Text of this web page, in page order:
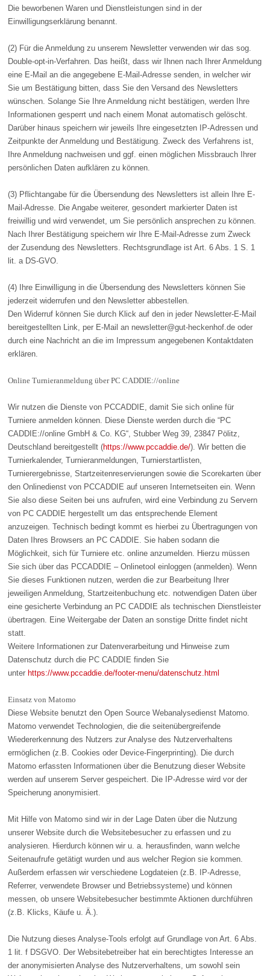
Die beworbenen Waren und Dienstleistungen sind in der
Einwilligungserklärung benannt.
(2) Für die Anmeldung zu unserem Newsletter verwenden wir das sog.
Double-opt-in-Verfahren. Das heißt, dass wir Ihnen nach Ihrer Anmeldung
eine E-Mail an die angegebene E-Mail-Adresse senden, in welcher wir
Sie um Bestätigung bitten, dass Sie den Versand des Newsletters
wünschen. Solange Sie Ihre Anmeldung nicht bestätigen, werden Ihre
Informationen gesperrt und nach einem Monat automatisch gelöscht.
Darüber hinaus speichern wir jeweils Ihre eingesetzten IP-Adressen und
Zeitpunkte der Anmeldung und Bestätigung. Zweck des Verfahrens ist,
Ihre Anmeldung nachweisen und ggf. einen möglichen Missbrauch Ihrer
persönlichen Daten aufklären zu können.
(3) Pflichtangabe für die Übersendung des Newsletters ist allein Ihre E-
Mail-Adresse. Die Angabe weiterer, gesondert markierter Daten ist
freiwillig und wird verwendet, um Sie persönlich ansprechen zu können.
Nach Ihrer Bestätigung speichern wir Ihre E-Mail-Adresse zum Zweck
der Zusendung des Newsletters. Rechtsgrundlage ist Art. 6 Abs. 1 S. 1
lit. a DS-GVO.
(4) Ihre Einwilligung in die Übersendung des Newsletters können Sie
jederzeit widerrufen und den Newsletter abbestellen.
Den Widerruf können Sie durch Klick auf den in jeder Newsletter-E-Mail
bereitgestellten Link, per E-Mail an newsletter@gut-heckenhof.de oder
durch eine Nachricht an die im Impressum angegebenen Kontaktdaten
erklären.
Online Turnieranmeldung über PC CADDIE://online
Wir nutzen die Dienste von PCCADDIE, damit Sie sich online für
Turniere anmelden können. Diese Dienste werden durch die “PC
CADDIE://online GmbH & Co. KG“, Stubber Weg 39, 23847 Pölitz,
Deutschland bereitgestellt (https://www.pccaddie.de/). Wir betten die
Turnierkalender, Turnieranmeldungen, Turnierstartlisten,
Turnierergebnisse, Startzeitenreservierungen sowie die Scorekarten über
den Onlinedienst von PCCADDIE auf unseren Internetseiten ein. Wenn
Sie also diese Seiten bei uns aufrufen, wird eine Verbindung zu Servern
von PC CADDIE hergestellt um das entsprechende Element
anzuzeigen. Technisch bedingt kommt es hierbei zu Übertragungen von
Daten Ihres Browsers an PC CADDIE. Sie haben sodann die
Möglichkeit, sich für Turniere etc. online anzumelden. Hierzu müssen
Sie sich über das PCCADDIE – Onlinetool einloggen (anmelden). Wenn
Sie dieses Funktionen nutzen, werden die zur Bearbeitung Ihrer
jeweiligen Anmeldung, Startzeitenbuchung etc. notwendigen Daten über
eine gesicherte Verbindung an PC CADDIE als technischen Dienstleister
übertragen. Eine Weitergabe der Daten an sonstige Dritte findet nicht
statt.
Weitere Informationen zur Datenverarbeitung und Hinweise zum
Datenschutz durch die PC CADDIE finden Sie
unterhttps://www.pccaddie.de/footer-menu/datenschutz.html
Einsatz von Matomo
Diese Website benutzt den Open Source Webanalysedienst Matomo.
Matomo verwendet Technologien, die die seitenübergreifende
Wiedererkennung des Nutzers zur Analyse des Nutzerverhaltens
ermöglichen (z.B. Cookies oder Device-Fingerprinting). Die durch
Matomo erfassten Informationen über die Benutzung dieser Website
werden auf unserem Server gespeichert. Die IP-Adresse wird vor der
Speicherung anonymisiert.
Mit Hilfe von Matomo sind wir in der Lage Daten über die Nutzung
unserer Website durch die Websitebesucher zu erfassen und zu
analysieren. Hierdurch können wir u. a. herausfinden, wann welche
Seitenaufrufe getätigt wurden und aus welcher Region sie kommen.
Außerdem erfassen wir verschiedene Logdateien (z.B. IP-Adresse,
Referrer, verwendete Browser und Betriebssysteme) und können
messen, ob unsere Websitebesucher bestimmte Aktionen durchführen
(z.B. Klicks, Käufe u. Ä.).
Die Nutzung dieses Analyse-Tools erfolgt auf Grundlage von Art. 6 Abs.
1 lit. f DSGVO. Der Websitebetreiber hat ein berechtigtes Interesse an
der anonymisierten Analyse des Nutzerverhaltens, um sowohl sein